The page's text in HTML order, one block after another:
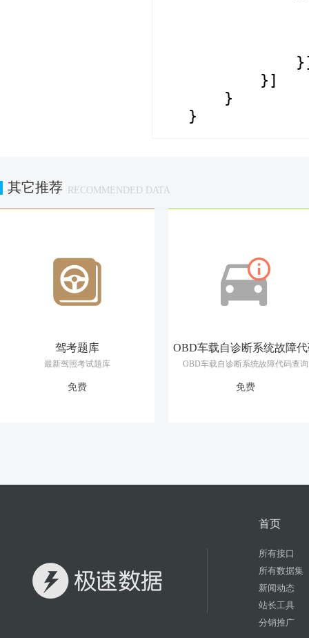
}
}
其它推荐 RECOMMENDED DATA
驾考题库
最新驾照考试题库
免费
OBD车载自诊断系统故障
OBD车载自诊断系统故障代码查询
免费
首页
所有接口
所有数据集
新闻动态
站长工具
分销推广